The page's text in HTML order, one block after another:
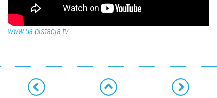
www.ua.pistacja.tv